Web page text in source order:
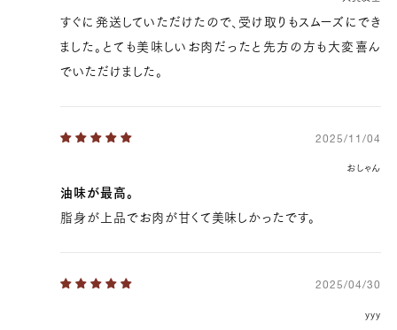
すぐに発送していただけたので、受け取りもスムーズにでき
ました。とても美味しいお肉だったと先方の方も大変喜ん
でいただけました。
2025/11/04
おしゃん
油味が最高。
脂身が上品でお肉が甘くて美味しかったです。
2025/04/30
yyy